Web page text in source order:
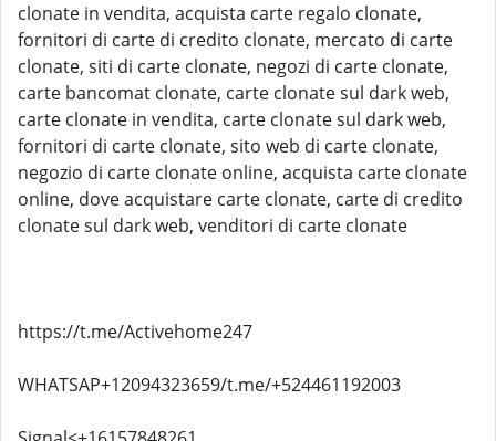
clonate in vendita, acquista carte regalo clonate,
fornitori di carte di credito clonate, mercato di carte
clonate, siti di carte clonate, negozi di carte clonate,
carte bancomat clonate, carte clonate sul dark web,
carte clonate in vendita, carte clonate sul dark web,
fornitori di carte clonate, sito web di carte clonate,
negozio di carte clonate online, acquista carte clonate
online, dove acquistare carte clonate, carte di credito
clonate sul dark web, venditori di carte clonate
https://t.me/Activehome247
WHATSAP+12094323659/t.me/+524461192003